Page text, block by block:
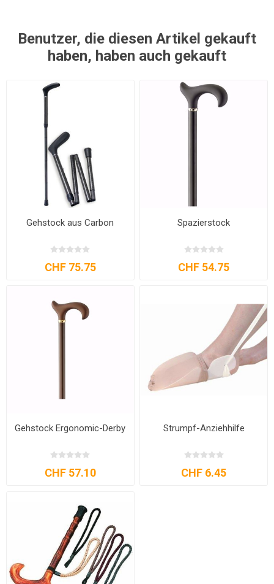
Benutzer, die diesen Artikel gekauft
haben, haben auch gekauft
Gehstock aus Carbon
CHF 75.75
Spazierstock
CHF 54.75
Gehstock Ergonomic-Derby
CHF 57.10
Strumpf-Anziehhilfe
CHF 6.45